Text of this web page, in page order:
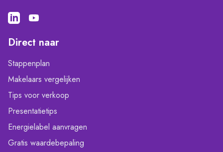
Direct naar
Stappenplan
Makelaars vergelijken
Tips voor verkoop
Presentatietips
Energielabel aanvragen
Gratis waardebepaling